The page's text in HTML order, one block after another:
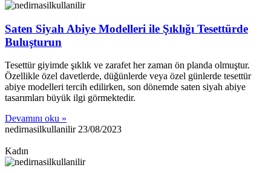
Saten Siyah Abiye Modelleri ile Şıklığı Tesettürde
Buluşturun
Tesettür giyimde şıklık ve zarafet her zaman ön planda olmuştur.
Özellikle özel davetlerde, düğünlerde veya özel günlerde tesettür
abiye modelleri tercih edilirken, son dönemde saten siyah abiye
tasarımları büyük ilgi görmektedir.
Devamını oku »
nedirnasilkullanilir23/08/2023
Kadın